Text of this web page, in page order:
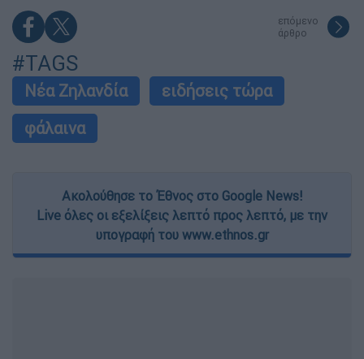
επόμενο
άρθρο
#TAGS
Νέα Ζηλανδία
ειδήσεις τώρα
φάλαινα
Ακολούθησε το Έθνος στο Google News!
Live όλες οι εξελίξεις λεπτό προς λεπτό, με την
υπογραφή του www.ethnos.gr